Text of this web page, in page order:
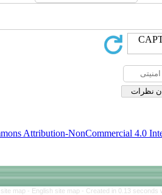
Creative Commonsقابل بازنشر است.
Persian site map